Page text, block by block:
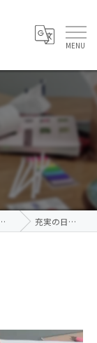
充実の日曜日